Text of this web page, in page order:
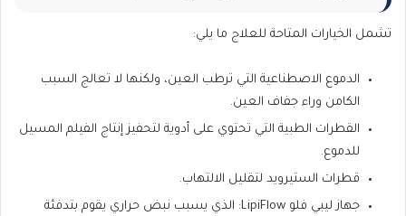
تشمل الخيارات المتاحة للعلاج ما يلي:
الدموع الاصطناعية التي ترطب العين، ولكنها لا تعالج السبب
الكامن وراء جفاف العين.
القطرات الطبية التي تحتوي على أدوية لتحفيز إنتاج الفيلم المسيل
للدموع.
قطرات الستيرويد لتقليل الالتهاب.
جهاز ليبي فلو LipiFlow: الذي يسبب نبض حراري يقوم بتدفئة